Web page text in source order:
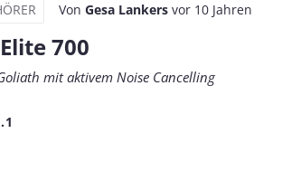
Von Gesa Lankers vor 10 Jahren
700
mit aktivem Noise Cancelling